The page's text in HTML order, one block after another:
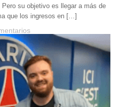
su objetivo es llegar a más de
que los ingresos en […]